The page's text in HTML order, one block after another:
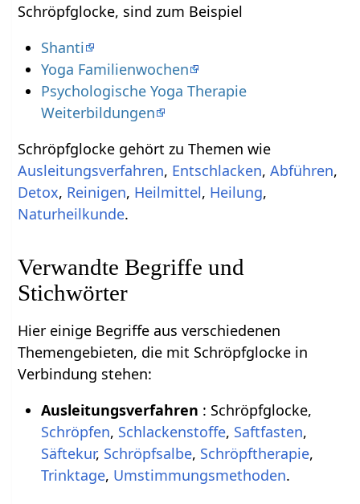
Schröpfglocke, sind zum Beispiel
Shanti
Yoga Familienwochen
Psychologische Yoga Therapie
Weiterbildungen
Schröpfglocke gehört zu Themen wie
Ausleitungsverfahren, Entschlacken,Abführen,
Detox, Reinigen, Heilmittel, Heilung,
Naturheilkunde.
Verwandte Begriffe und
Stichwörter
Hier einige Begriffe aus verschiedenen
Themengebieten, die mit Schröpfglocke in
Verbindung stehen:
Ausleitungsverfahren : Schröpfglocke,
Schröpfen, Schlackenstoffe, Saftfasten,
Säftekur, Schröpfsalbe, Schröpftherapie,
Trinktage, Umstimmungsmethoden.